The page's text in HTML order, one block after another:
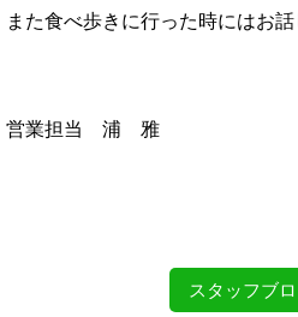
また食べ歩きに行った時にはお話
営業担当 浦 雅
スタッフブ